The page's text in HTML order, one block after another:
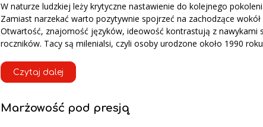
W naturze ludzkiej leży krytyczne nastawienie do kolejnego
Zamiast narzekać warto pozytywnie spojrzeć na zachodzące wokół
Otwartość, znajomość języków, ideowość kontrastują z nawykami
roczników. Tacy są milenialsi, czyli osoby urodzone około 1990
Czytaj dalej
Marżowość pod presją